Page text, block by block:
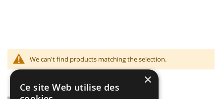
We can't find products matching the selection.
×
Ce site Web utilise des